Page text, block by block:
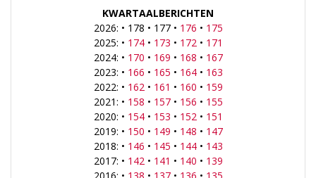
KWARTAALBERICHTEN
2026: • 178 • 177 • 176 • 175
2025: • 174• 173 • 172 • 171
2024: • 170 • 169 • 168 • 167
2023: • 166 • 165 • 164• 163
2022: • 162 • 161 • 160 • 159
2021: • 158 • 157• 156 • 155
2020: • 154• 153 • 152 • 151
2019: • 150 • 149 • 148 • 147
2018: • 146 • 145 • 144• 143
2017: • 142 • 141 • 140 • 139